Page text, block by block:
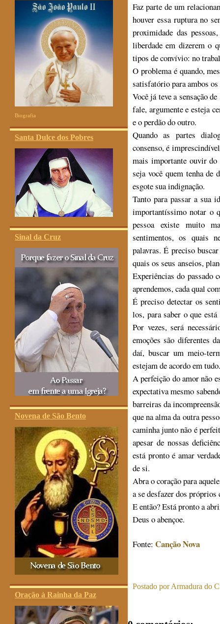
Biografia
Santa Dulce dos Pobres
Sinal da Cruz
Novena de São Bento
Oração à Rainha da Paz
Faz parte de um
houver essa ruptura no
proximidade das
liberdade em dizerem o
tipos de convívio: no
O problema é quando,
satisfatório para ambos
Você já teve a sensação
fale, argumente e esteja
e o perdão do outro.
Quando as partes
consenso, é
mais importante ouvir do
seja você quem tenha de
esgote sua indignação.
Tanto para passar a sua
importantíssimo notar o
pessoa existe muito
sentimentos, os quais
palavras. É preciso
quais os seus anseios,
Experiências do passado
aprendemos, cada qual
É preciso detectar os
los, para saber o que
Por vezes, será
emoções são diferentes
daí, buscar um meio-
estejam de acordo em tudo.
A perfeição do amor não
expectativa mesmo
barreiras da
que na alma da outra
caminha junto não é
apesar de nossas
está pronto é amar
de si.
Abra o coração para
a se desfazer dos
E então? Está pronto a
Deus o abençoe.
Fonte: Canção Nova
Postado porArmadura do